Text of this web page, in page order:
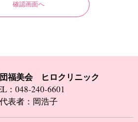
確認画面へ
福美会 ヒロクリニック
：048-240-6601
代表者：岡浩子